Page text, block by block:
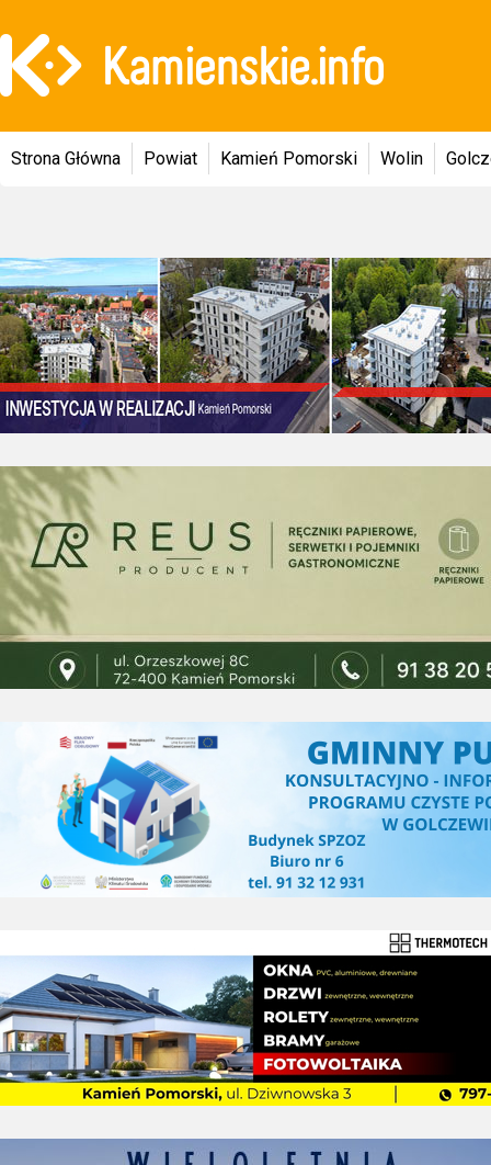
Strona Główna Powiat Kamień Pomorski Wolin